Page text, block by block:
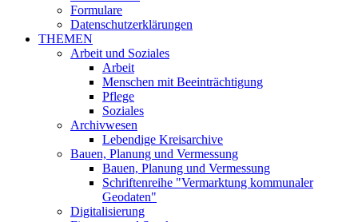
Formulare
Datenschutzerklärungen
THEMEN
Arbeit und Soziales
Arbeit
Menschen mit Beeinträchtigung
Pflege
Soziales
Archivwesen
Lebendige Kreisarchive
Bauen, Planung und Vermessung
Bauen, Planung und Vermessung
Schriftenreihe "Vermarktung kommunaler
Geodaten"
Digitalisierung